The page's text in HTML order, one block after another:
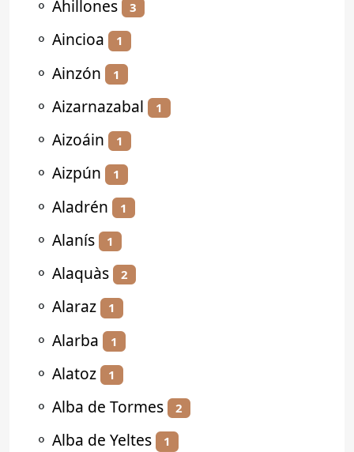
⚬ Ahillones 3
⚬ Aincioa 1
⚬ Ainzón 1
⚬ Aizarnazabal 1
⚬ Aizoáin 1
⚬ Aizpún 1
⚬ Aladrén 1
⚬ Alanís 1
⚬ Alaquàs 2
⚬ Alaraz 1
⚬ Alarba 1
⚬ Alatoz 1
⚬ Alba de Tormes 2
⚬ Alba de Yeltes 1